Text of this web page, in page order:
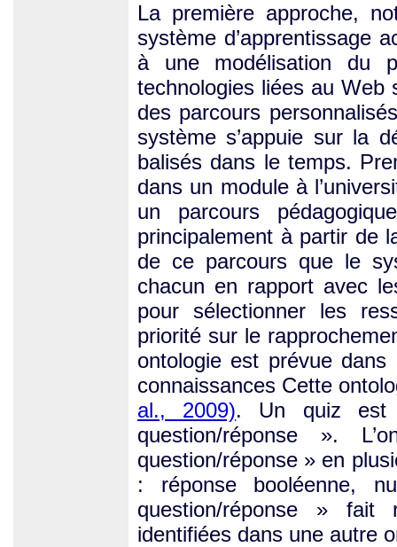
La première approche,
système d’apprentissage
à une modélisation du
technologies liées au Web
des parcours
système s’appuie sur la
balisés dans le temps.
dans un module à
un parcours
principalement à partir de
de ce parcours que le
chacun en rapport avec
pour sélectionner les
priorité sur le
ontologie est prévue
connaissances Cette
al., 2009). Un quiz est
question/réponse ».
question/réponse » en
: réponse booléenne,
question/réponse » fait
identifiées dans une autre